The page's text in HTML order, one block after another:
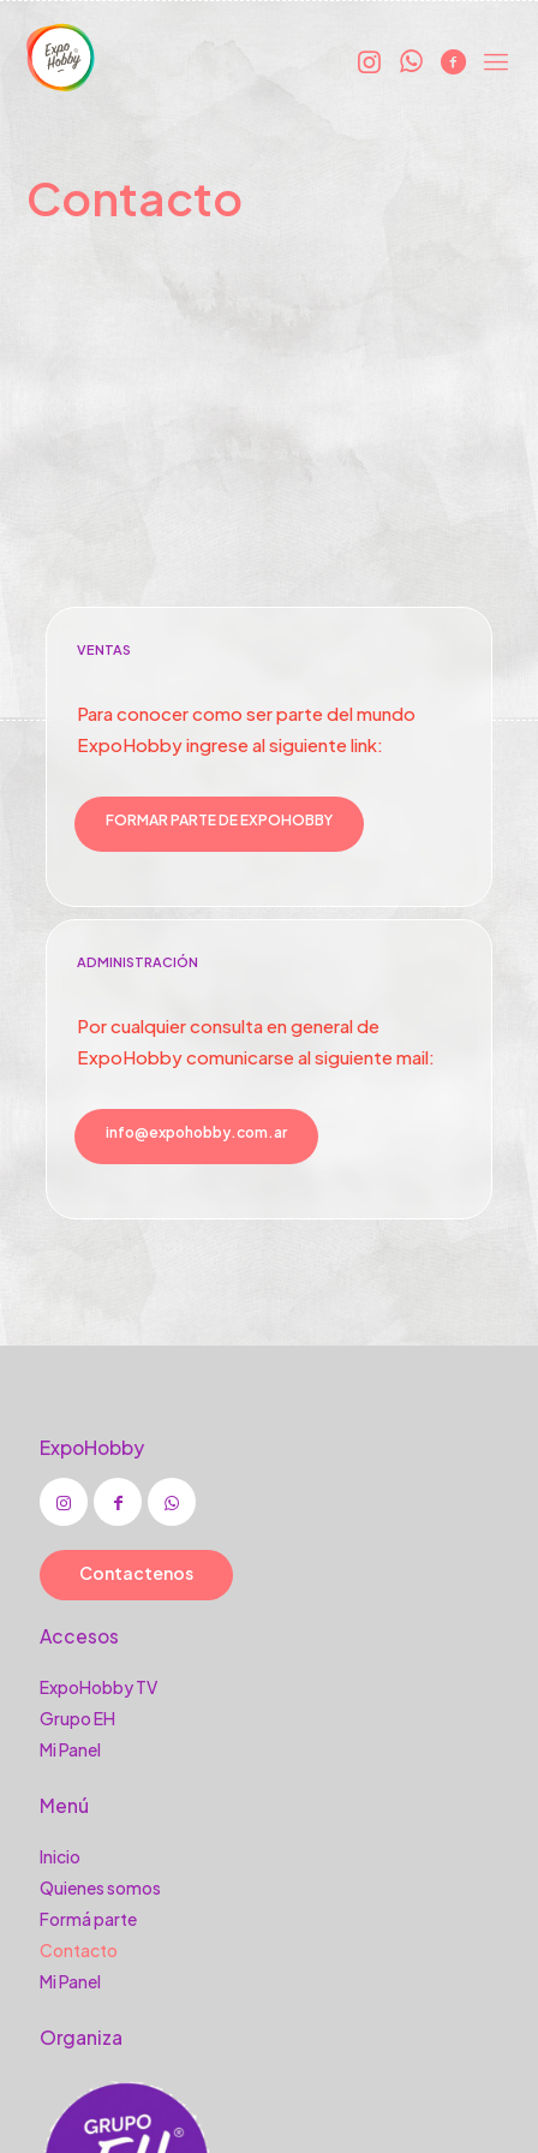
Contacto
VENTAS
Para conocer como ser parte del mundo
ExpoHobby ingrese al siguiente link:
FORMAR PARTE DE EXPOHOBBY
ADMINISTRACIÓN
Por cualquier consulta en general de
ExpoHobby comunicarse al siguiente mail:
info@expohobby.com.ar
ExpoHobby
Contactenos
Accesos
ExpoHobby TV
Grupo EH
Mi Panel
Menú
Inicio
Quienes somos
Formá parte
Contacto
Mi Panel
Organiza